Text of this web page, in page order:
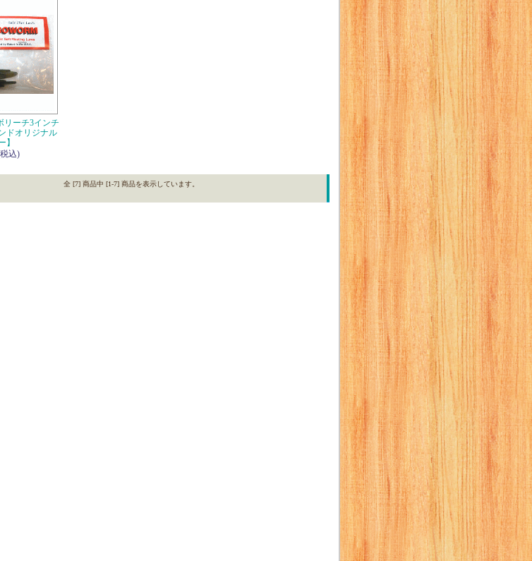
ーチ3インチ
ドオリジナル
】
込)
全 [7] 商品中 [1-7] 商品を表示しています。